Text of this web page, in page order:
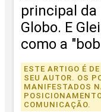
principal da
Globo. E
como a
ESTE ARTIGO É
SEU AUTOR. OS
MANIFESTADOS
COMUNICAÇÃO.